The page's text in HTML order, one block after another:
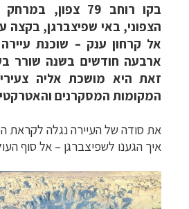
בקו רוחב 79
הצפוני, באי שפיצברגן,
אל קרחון ענק – שוכנת
ארבעה חודשים בשנה שורר
זאת היא מושכת אליה
המקומות המסקרנים
את סודה של העיירה נגלה לקראת
איך הגענו לשפיצברגן – אל סוף